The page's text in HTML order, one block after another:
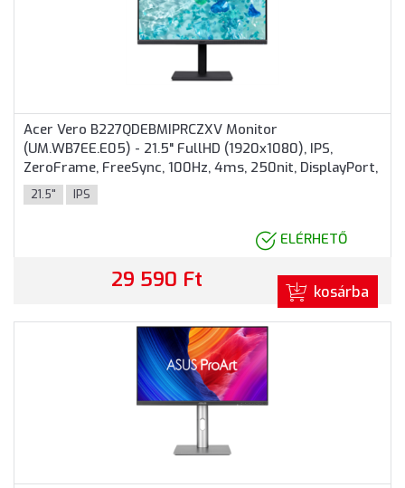
Acer Vero B227QDEBMIPRCZXV Monitor
(UM.WB7EE.E05) - 21.5" FullHD (1920x1080), IPS,
ZeroFrame, FreeSync, 100Hz, 4ms, 250nit, DisplayPort,
HDMI, VGA, 3 év garancia
21.5" IPS
ELÉRHETŐ
29 590 Ft kosárba